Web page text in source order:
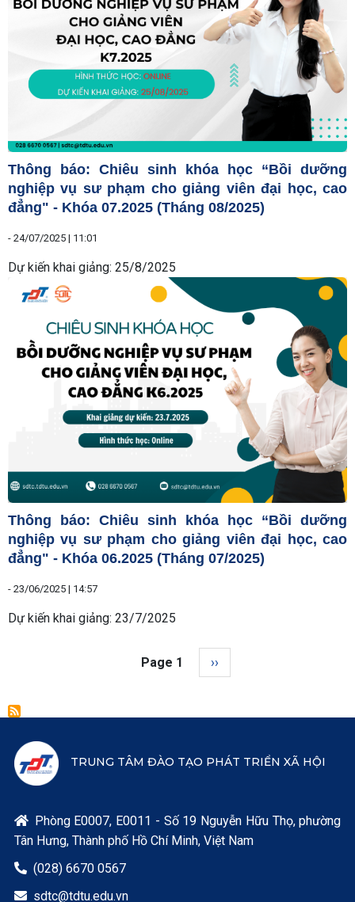
Thông báo: Chiêu sinh khóa học “Bồi dưỡng
nghiệp vụ sư phạm cho giảng viên đại học, cao
đẳng" - Khóa 07.2025 (Tháng 08/2025)
- 24/07/2025 | 11:01
Dự kiến khai giảng: 25/8/2025
Thông báo: Chiêu sinh khóa học “Bồi dưỡng
nghiệp vụ sư phạm cho giảng viên đại học, cao
đẳng" - Khóa 06.2025 (Tháng 07/2025)
- 23/06/2025 | 14:57
Dự kiến khai giảng: 23/7/2025
Page 1 Next page
››
TRUNG TÂM ĐÀO TẠO PHÁT TRIỂN XÃ HỘI

Phòng E0007, E0011 - Số 19 Nguyễn Hữu Thọ, phường
Tân Hưng, Thành phố Hồ Chí Minh, Việt Nam
 (028) 6670 0567
 sdtc@tdtu.edu.vn